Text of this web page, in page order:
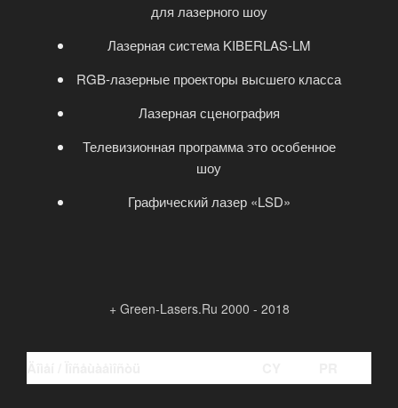
для лазерного шоу
Лазерная система KIBERLAS-LM
RGB-лазерные проекторы высшего класса
Лазерная сценография
Телевизионная программа это особенное
шоу
Графический лазер «LSD»
+ Green-Lasers.Ru 2000 - 2018